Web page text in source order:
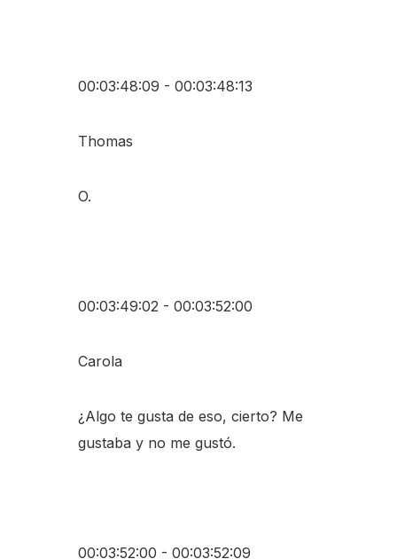
00:03:48:09 - 00:03:48:13
Thomas
O.
00:03:49:02 - 00:03:52:00
Carola
¿Algo te gusta de eso, cierto? Me
gustaba y no me gustó.
00:03:52:00 - 00:03:52:09